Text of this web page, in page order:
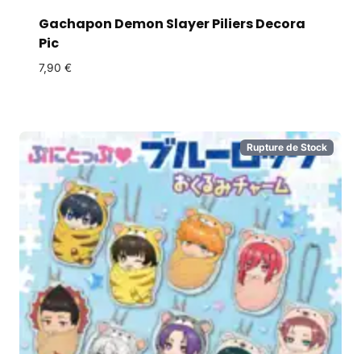
Gachapon Demon Slayer Piliers Decora
Pic
7,90 €
Rupture de Stock